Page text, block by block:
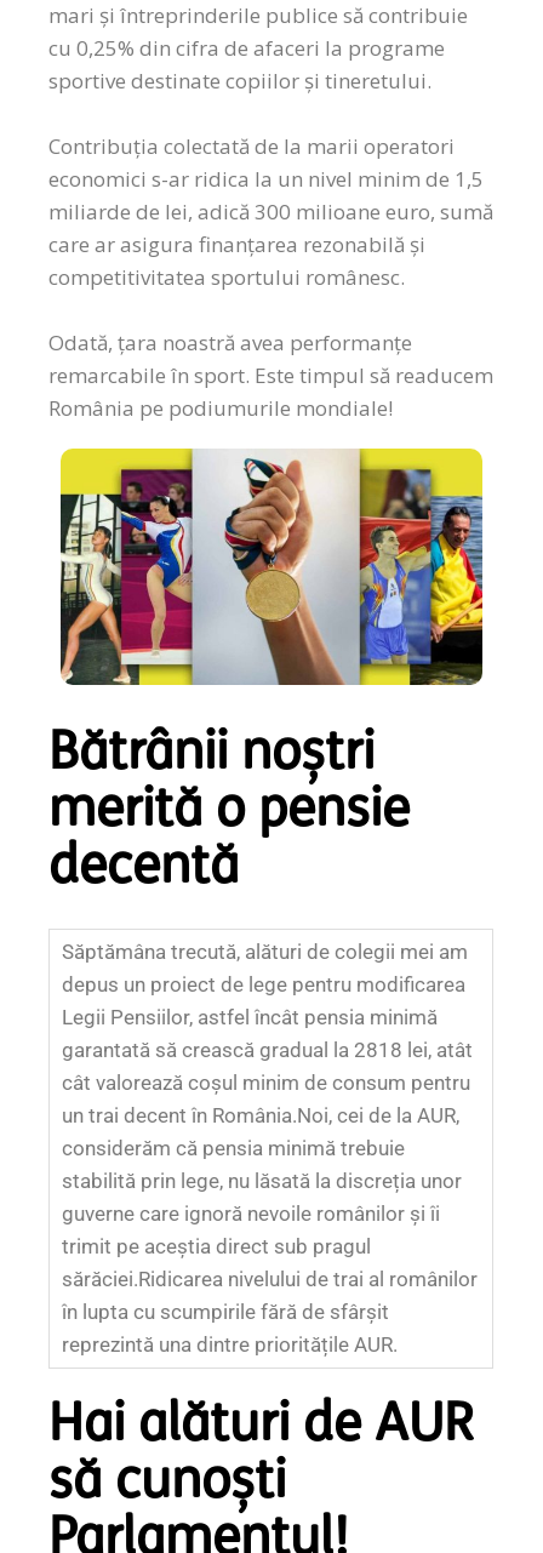
mari și întreprinderile publice să contribuie
cu 0,25% din cifra de afaceri la programe
sportive destinate copiilor și tineretului.
Contribuția colectată de la marii operatori
economici s-ar ridica la un nivel minim de 1,5
miliarde de lei, adică 300 milioane euro, sumă
care ar asigura finanțarea rezonabilă și
competitivitatea sportului românesc.
Odată, țara noastră avea performanțe
remarcabile în sport. Este timpul să readucem
România pe podiumurile mondiale!
Bătrânii noștri
merită o pensie
decentă
Săptămâna trecută, alături de colegii mei am
depus un proiect de lege pentru modificarea
Legii Pensiilor, astfel încât pensia minimă
garantată să crească gradual la 2818 lei, atât
cât valorează coșul minim de consum pentru
un trai decent în România.Noi, cei de la AUR,
considerăm că pensia minimă trebuie
stabilită prin lege, nu lăsată la discreția unor
guverne care ignoră nevoile românilor și îi
trimit pe aceștia direct sub pragul
sărăciei.Ridicarea nivelului de trai al românilor
în lupta cu scumpirile fără de sfârșit
reprezintă una dintre prioritățile AUR.
Hai alături de AUR
să cunoști
Parlamentul!